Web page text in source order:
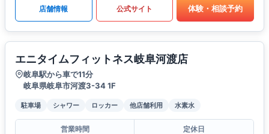
店舗情報 公式サイト 体験・相談予約
エニタイムフィットネス岐阜河渡店
岐阜駅から車で11分
岐阜県岐阜市河渡3-34 1F
駐車場 シャワー ロッカー 他店舗利用 水素水
営業時間
定休日